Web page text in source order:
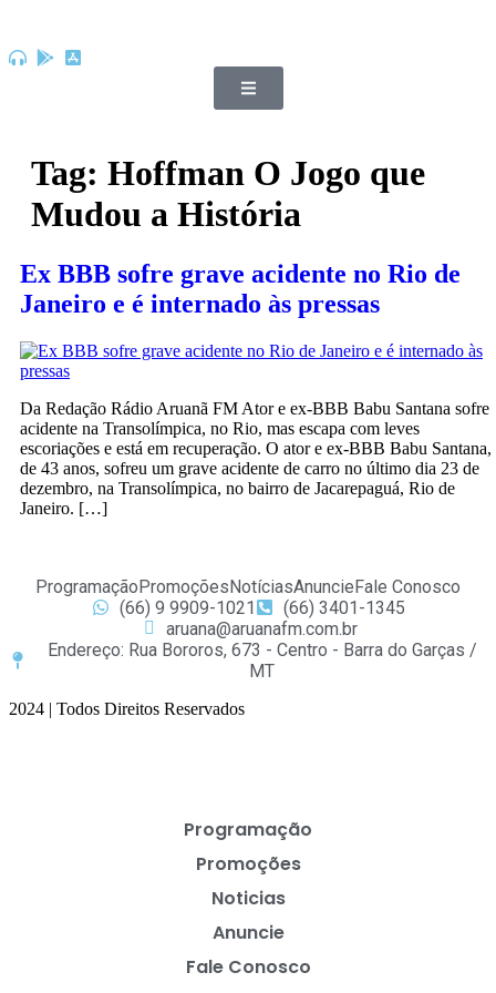
Tag: Hoffman O Jogo que
Mudou a História
Ex BBB sofre grave acidente no Rio de
Janeiro e é internado às pressas
Da Redação Rádio Aruanã FM Ator e ex-BBB Babu Santana sofre
acidente na Transolímpica, no Rio, mas escapa com leves
escoriações e está em recuperação. O ator e ex-BBB Babu Santana,
de 43 anos, sofreu um grave acidente de carro no último dia 23 de
dezembro, na Transolímpica, no bairro de Jacarepaguá, Rio de
Janeiro. […]
ProgramaçãoPromoçõesNotíciasAnuncieFale Conosco
(66) 9 9909-1021
(66) 3401-1345
aruana@aruanafm.com.br
Endereço: Rua Bororos, 673 - Centro - Barra do Garças /
MT
2024 | Todos Direitos Reservados
Programação
Promoções
Noticias
Anuncie
Fale Conosco